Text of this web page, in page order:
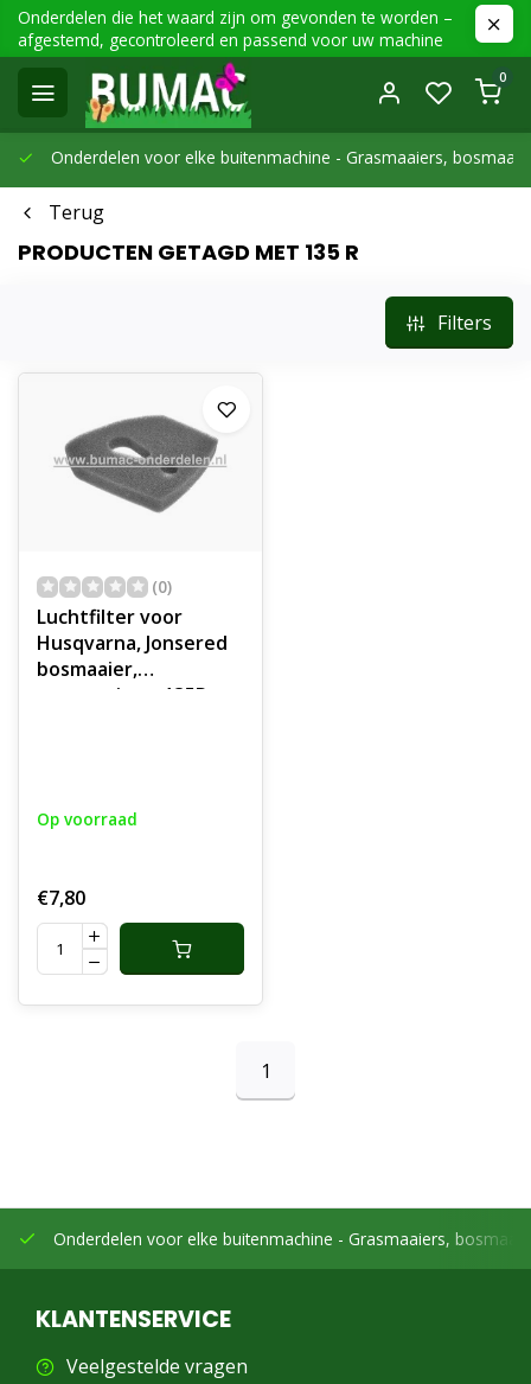
Onderdelen die het waard zijn om gevonden te worden –
afgestemd, gecontroleerd en passend voor uw machine
0
Onderdelen voor elke buitenmachine - Grasmaaiers,
Terug
PRODUCTEN GETAGD MET 135 R
Filters
(0)
Luchtfilter voor
Husqvarna, Jonsered
bosmaaier,
motorzeisen, 135R,
Op voorraad
€7,80
1
Onderdelen voor elke buitenmachine - Grasmaaiers,
KLANTENSERVICE
Veelgestelde vragen